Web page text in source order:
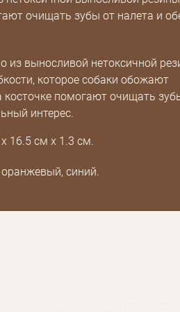
очищать зубы от налета и
из выносливой нетоксичной
которое собаки обожают
косточке помогают очищать
интерес.
16.5 см x 1.3 см.
синий.